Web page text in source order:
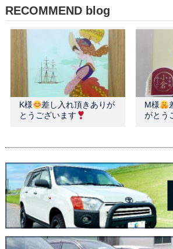
RECOMMEND blog
K様
差し入れ頂きありが
とうございます
M様
がとう